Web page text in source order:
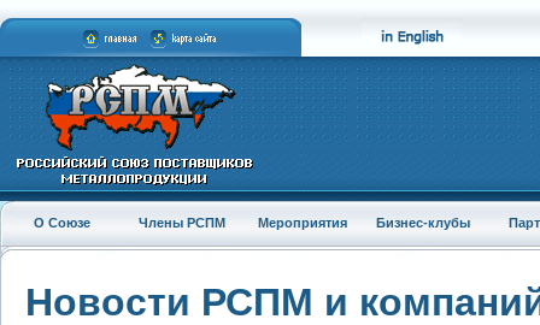
О Союзе Члены РСПМ Мероприятия Бизнес-клубы
Новости РСПМ и